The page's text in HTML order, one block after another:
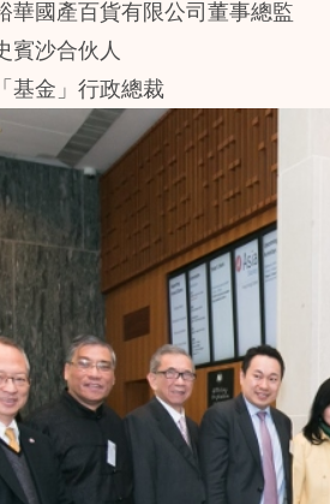
國產百貨有限公司董事總監
賓沙合伙人
基金」行政總裁